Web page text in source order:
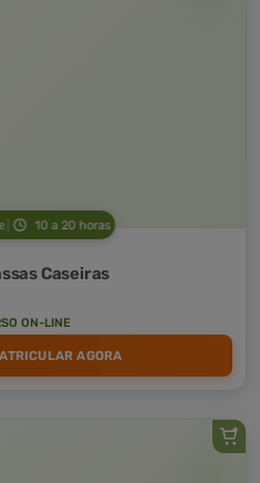
10 a 20 horas
Caseiras
ON-LINE
AGORA